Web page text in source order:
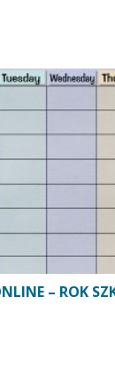
– ROK